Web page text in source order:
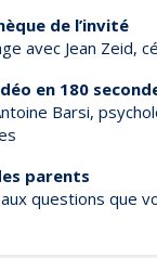
de l’invité
avec Jean Zeid,
en 180
Barsi,
parents
questions que